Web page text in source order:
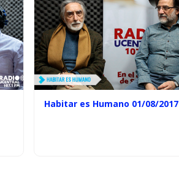
Habitar es Humano 01/08/2017